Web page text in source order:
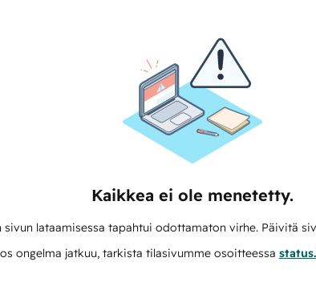
Kaikkea ei ole menetetty.
sivun lataamisessa tapahtui odottamaton virhe. Päivitä
ongelma jatkuu, tarkista tilasivumme osoitteessa